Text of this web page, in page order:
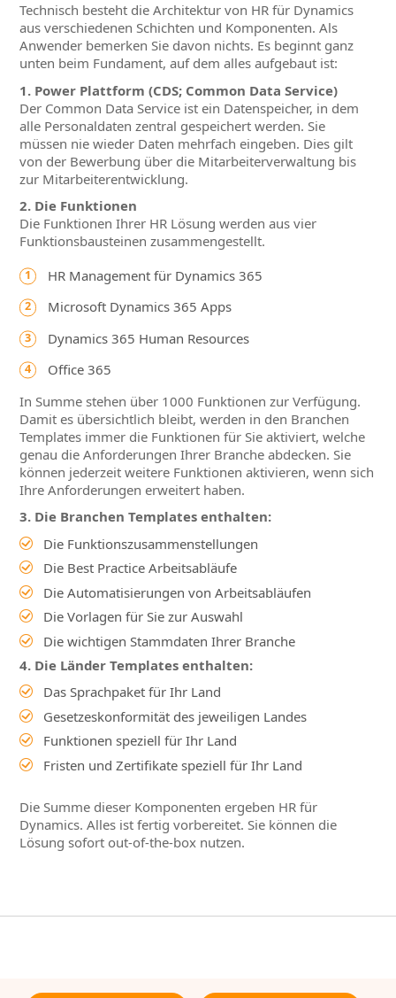
Technisch besteht die Architektur von HR für Dynamics
aus verschiedenen Schichten und Komponenten. Als
Anwender bemerken Sie davon nichts. Es beginnt ganz
unten beim Fundament, auf dem alles aufgebaut ist:
1. Power Plattform (CDS; Common Data Service)
Der Common Data Service ist ein Datenspeicher, in dem
alle Personaldaten zentral gespeichert werden. Sie
müssen nie wieder Daten mehrfach eingeben. Dies gilt
von der Bewerbung über die Mitarbeiterverwaltung bis
zur Mitarbeiterentwicklung.
2. Die Funktionen
Die Funktionen Ihrer HR Lösung werden aus vier
Funktionsbausteinen zusammengestellt.
HR Management für Dynamics 365
Microsoft Dynamics 365 Apps
Dynamics 365 Human Resources
Office 365
In Summe stehen über 1000 Funktionen zur Verfügung.
Damit es übersichtlich bleibt, werden in den Branchen
Templates immer die Funktionen für Sie aktiviert, welche
genau die Anforderungen Ihrer Branche abdecken. Sie
können jederzeit weitere Funktionen aktivieren, wenn sich
Ihre Anforderungen erweitert haben.
3. Die Branchen Templates enthalten:
Die Funktionszusammenstellungen
Die Best Practice Arbeitsabläufe
Die Automatisierungen von Arbeitsabläufen
Die Vorlagen für Sie zur Auswahl
Die wichtigen Stammdaten Ihrer Branche
4. Die Länder Templates enthalten:
Das Sprachpaket für Ihr Land
Gesetzeskonformität des jeweiligen Landes
Funktionen speziell für Ihr Land
Fristen und Zertifikate speziell für Ihr Land
Die Summe dieser Komponenten ergeben HR für
Dynamics. Alles ist fertig vorbereitet. Sie können die
Lösung sofort out-of-the-box nutzen.